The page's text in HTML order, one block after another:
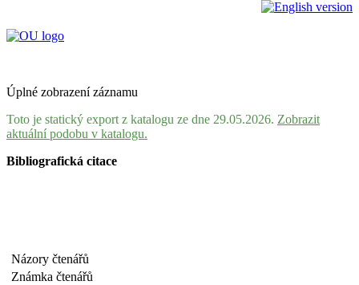
Úplné zobrazení záznamu
Toto je statický export z katalogu ze dne 29.05.2026. Zobrazit
aktuální podobu v katalogu.
Bibliografická citace
Názory čtenářů
Známka čtenářů